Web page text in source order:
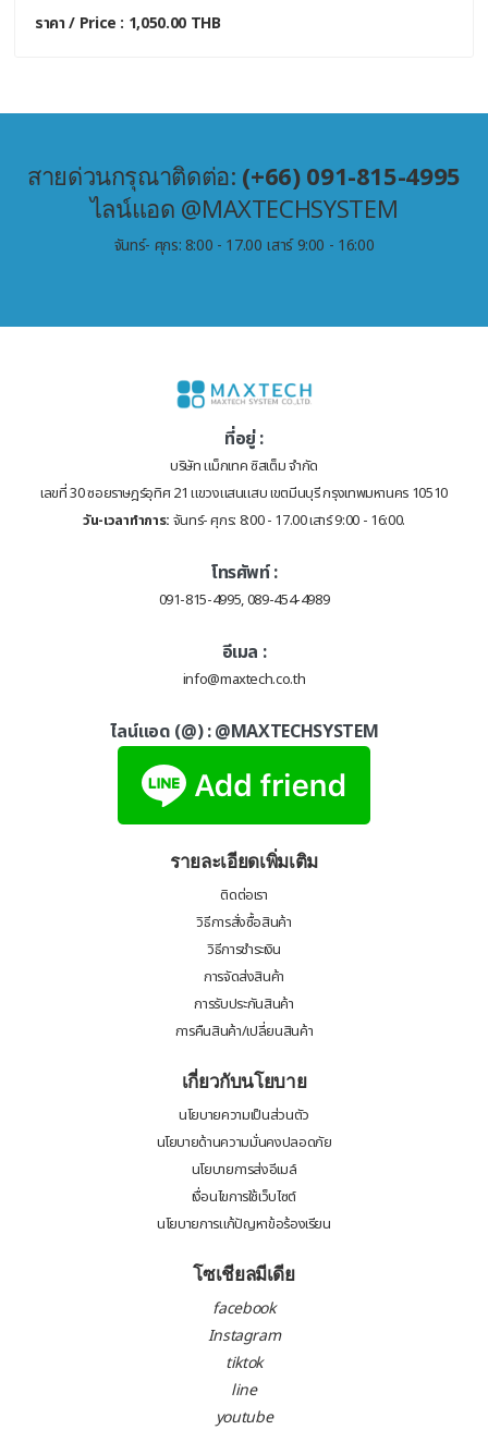
ราคา / Price : 1,050.00 THB
สายด่วนกรุณาติดต่อ: (+66) 091-815-4995
ไลน์แอด @MAXTECHSYSTEM
จันทร์- ศุกร: 8:00 - 17.00 เสาร์ 9:00 - 16:00
ที่อยู่ :
บริษัท แม็กเทค ซิสเต็ม จำกัด
เลขที่ 30 ซอยราษฎร์อุทิศ 21 แขวงแสนแสบ เขตมีนบุรี กรุงเทพมหานคร 10510
วัน-เวลาทำการ: จันทร์- ศุกร: 8:00 - 17.00 เสาร์ 9:00 - 16:00.
โทรศัพท์ :
091-815-4995, 089-454-4989
อีเมล :
info@maxtech.co.th
ไลน์แอด (@) :@MAXTECHSYSTEM
รายละเอียดเพิ่มเติม
ติดต่อเรา
วิธีการสั่งซื้อสินค้า
วิธีการชำระเงิน
การจัดส่งสินค้า
การรับประกันสินค้า
การคืนสินค้า/เปลี่ยนสินค้า
เกี่ยวกับนโยบาย
นโยบายความเป็นส่วนตัว
นโยบายด้านความมั่นคงปลอดภัย
นโยบายการส่งอีเมล์
เงื่อนไขการใช้เว็บไซต์
นโยบายการแก้ปัญหาข้อร้องเรียน
โซเชียลมีเดีย
facebook
Instagram
tiktok
line
youtube